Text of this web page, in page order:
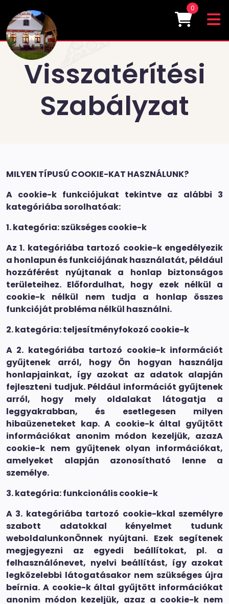
0
Visszatérítési
Szabályzat
MILYEN TÍPUSÚ COOKIE-KAT HASZNÁLUNK?
A cookie-k funkciójukat tekintve az alábbi 3
kategóriába sorolhatóak:
1. kategória: szükséges cookie-k
Az 1. kategóriába tartozó cookie-k engedélyezik
a honlapun és funkciójának használatát, például
hozzáférést nyújtanak a honlap biztonságos
területeihez. Előfordulhat, hogy ezek nélkül a
cookie-k nélkül nem tudja a honlap összes
funkcióját probléma nélkül használni.
2. kategória: teljesítményfokozó cookie-k
A 2. kategóriába tartozó cookie-k információt
gyűjtenek arról, hogy Ön hogyan használja
honlapjainkat, így azokat az adatok alapján
fejleszteni tudjuk. Például információt gyűjtenek
arról, hogy mely oldalakat látogatja a
leggyakrabban, és esetlegesen milyen
hibaüzeneteket kap. A cookie-k által gyűjtött
információkat anonim módon kezeljük, azazA
cookie-k nem gyűjtenek olyan információkat,
amelyeket alapján azonosítható lenne a
személye.
3. kategória: funkcionális cookie-k
A 3. kategóriába tartozó cookie-kkal személyre
szabott adatokkal kényelmet tudunk
weboldalunkonÖnnek nyújtani. Ezek segítenek
megjegyezni az egyedi beállítokat, pl. a
felhasználónevet, nyelvi beállítást, így azokat
legközelebbi látogatásakor nem szükséges újra
beírnia. A cookie-k által gyűjtött információkat
anonim módon kezeljük, azaz a cookie-k nem